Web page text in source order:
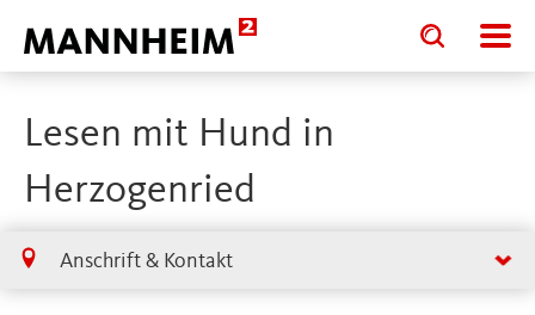
Toggle
search
input
Toggle
search
input
Lesen mit Hund in
Herzogenried
Anschrift & Kontakt